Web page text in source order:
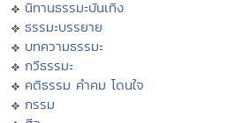
นิทานธรรมะบันเทิง
ธรรมะบรรยาย
บทความธรรมะ
กวีธรรมะ
คติธรรม คำคม โดนใจ
กรรม